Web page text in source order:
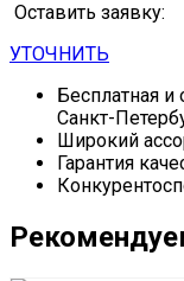
Оставить заявку:
УТОЧНИТЬ
Бесплатная
Санкт-
Широкий
Гарантия